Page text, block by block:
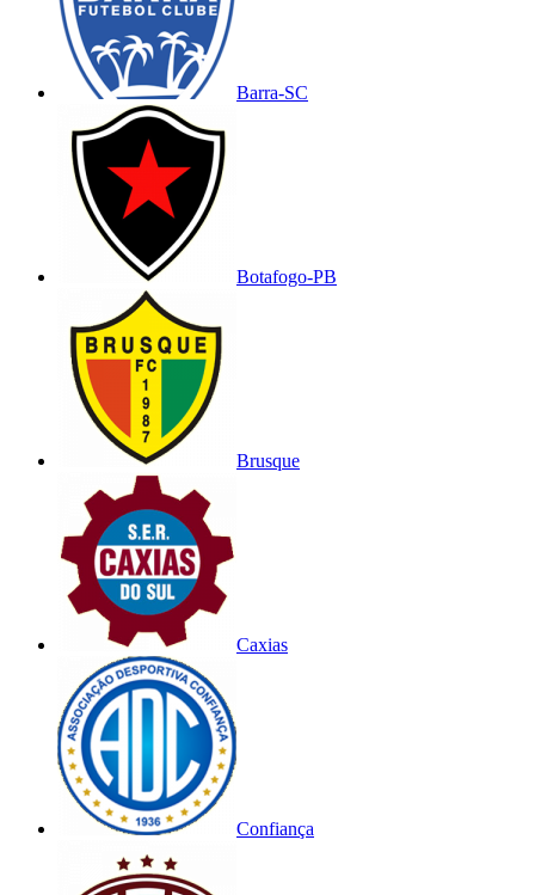
Barra-SC
Botafogo-PB
Brusque
Caxias
Confiança